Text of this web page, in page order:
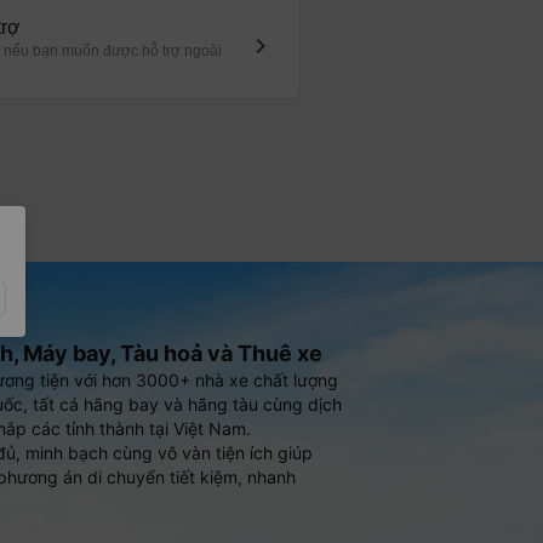
nếu bạn muốn được hỗ trợ ngoài
keyboard_arrow_right
Máy bay, Tàu hoả và Thuê xe
tiện với hơn 3000+ nhà xe chất lượng
tất cả hãng bay và hãng tàu cùng dịch
các tỉnh thành tại Việt Nam.
minh bạch cùng vô vàn tiện ích giúp
án di chuyển tiết kiệm, nhanh